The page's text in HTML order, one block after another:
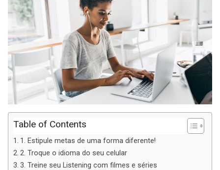
Table of Contents
1. Estipule metas de uma forma diferente!
2. Troque o idioma do seu celular
3. Treine seu Listening com filmes e séries